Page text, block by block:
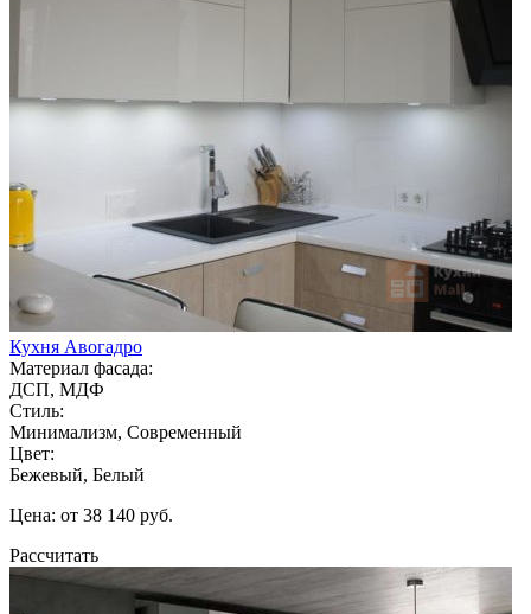
Кухня Авогадро
Материал фасада:
ДСП, МДФ
Стиль:
Минимализм, Современный
Цвет:
Бежевый, Белый
Цена: от 38 140 руб.
Рассчитать